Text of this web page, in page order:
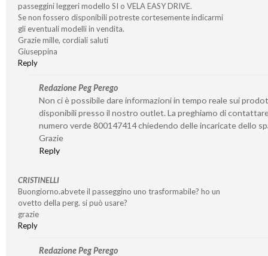
passeggini leggeri modello SI o VELA EASY DRIVE.
Se non fossero disponibili potreste cortesemente indicarmi
gli eventuali modelli in vendita.
Grazie mille, cordiali saluti
Giuseppina
Reply
Redazione Peg Perego
Non ci è possibile dare informazioni in tempo reale sui
disponibili presso il nostro outlet. La preghiamo di
numero verde 800147414 chiedendo delle incaricate dello
Grazie
Reply
CRISTINELLI
Buongiorno.abvete il passeggino uno trasformabile? ho un
ovetto della perg. si può usare?
grazie
Reply
Redazione Peg Perego